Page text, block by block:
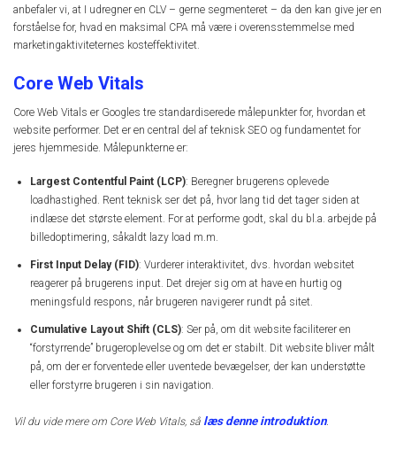
anbefaler vi, at I udregner en CLV – gerne segmenteret – da den kan give jer en
forståelse for, hvad en maksimal CPA må være i overensstemmelse med
marketingaktiviteternes kosteffektivitet.
Core Web Vitals
Core Web Vitals er Googles tre standardiserede målepunkter for, hvordan et
website performer. Det er en central del af teknisk SEO og fundamentet for
jeres hjemmeside. Målepunkterne er:
Largest Contentful Paint (LCP): Beregner brugerens oplevede
loadhastighed. Rent teknisk ser det på, hvor lang tid det tager siden at
indlæse det største element. For at performe godt, skal du bl.a. arbejde på
billedoptimering, såkaldt lazy load m.m.
First Input Delay (FID): Vurderer interaktivitet, dvs. hvordan websitet
reagerer på brugerens input. Det drejer sig om at have en hurtig og
meningsfuld respons, når brugeren navigerer rundt på sitet.
Cumulative Layout Shift (CLS): Ser på, om dit website faciliterer en
“forstyrrende” brugeroplevelse og om det er stabilt. Dit website bliver målt
på, om der er forventede eller uventede bevægelser, der kan understøtte
eller forstyrre brugeren i sin navigation.
Vil du vide mere om Core Web Vitals, så læs denne introduktion.